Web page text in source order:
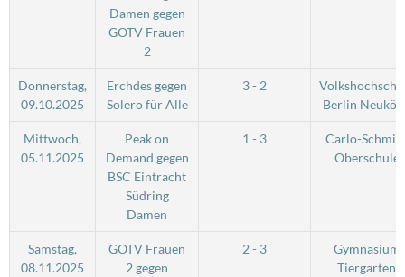
Damen gegen
GOTV Frauen
2
Donnerstag,
09.10.2025
Erchdes gegen
Solero für Alle
3 - 2
Berlin
Mittwoch,
05.11.2025
Peak on
Demand gegen
BSC Eintracht
Südring
Damen
1 - 3
Carlo-
Oberschule
Samstag,
08.11.2025
GOTV Frauen
2 gegen
2 - 3
Gymnasium
Tiergarten